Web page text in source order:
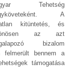
Tehetség
A
kitüntetés, és
az azt
bizalom
felmerült bennem a
támogatása